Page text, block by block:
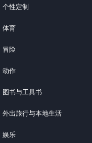
个性定制
体育
冒险
动作
图书与工具书
外出旅行与本地生活
娱乐